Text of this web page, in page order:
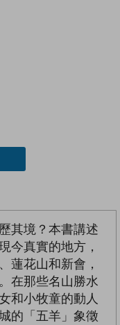
其境？本書講述
今真實的地方，
蓮花山和新會，
在那些名山勝水
和小牧童的動人
的「五羊」象徵